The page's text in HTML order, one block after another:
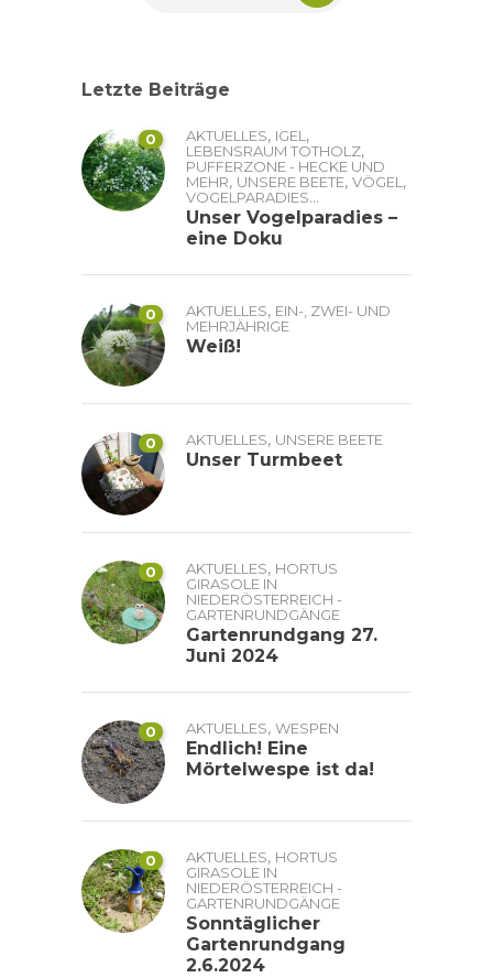
Letzte Beiträge
0 AKTUELLES, IGEL ,
LEBENSRAUM TOTHOLZ,
PUFFERZONE - HECKE UND
MEHR, UNSERE BEETE, VÖGEL ,
VOGELPARADIES...
Unser Vogelparadies –
eine Doku
0 AKTUELLES, EIN-, ZWEI- UND
MEHRJÄHRIGE
Weiß!
0 AKTUELLES, UNSERE BEETE
Unser Turmbeet
0 AKTUELLES, HORTUS
GIRASOLE IN
NIEDERÖSTERREICH -
GARTENRUNDGÄNGE
Gartenrundgang 27.
Juni 2024
0 AKTUELLES, WESPEN
Endlich! Eine
Mörtelwespe ist da!
0 AKTUELLES, HORTUS
GIRASOLE IN
NIEDERÖSTERREICH -
GARTENRUNDGÄNGE
Sonntäglicher
Gartenrundgang
2.6.2024